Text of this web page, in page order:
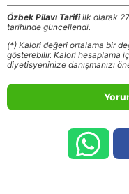
Özbek Pilavı Tarifiilk olarak
tarihinde güncellendi.
(*) Kalori değeri ortalama bir
gösterebilir. Kalori hesaplama
diyetisyeninize danışmanızı